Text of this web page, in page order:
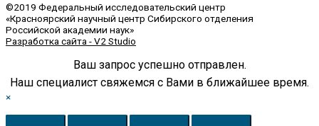
©2019 Федеральный исследовательский центр
«Красноярский научный центр Сибирского отделения
Российской академии наук»
Разработка сайта - V2 Studio
Ваш запрос успешно отправлен.
Наш специалист свяжемся с Вами в ближайшее время.
×